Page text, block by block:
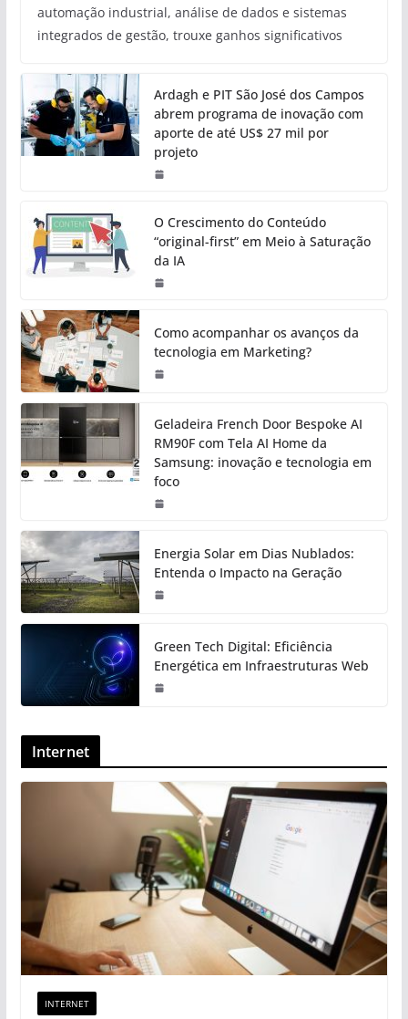
automação industrial, análise de dados e sistemas
integrados de gestão, trouxe ganhos significativos
Ardagh e PIT São José dos Campos
abrem programa de inovação com
aporte de até US$ 27 mil por
projeto
O Crescimento do Conteúdo
“original-first” em Meio à Saturação
da IA
Como acompanhar os avanços da
tecnologia em Marketing?
Geladeira French Door Bespoke AI
RM90F com Tela AI Home da
Samsung: inovação e tecnologia em
foco
Energia Solar em Dias Nublados:
Entenda o Impacto na Geração
Green Tech Digital: Eficiência
Energética em Infraestruturas Web
Internet
INTERNET